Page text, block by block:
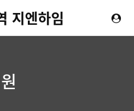
지엔하임